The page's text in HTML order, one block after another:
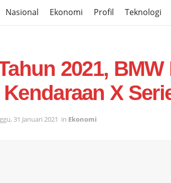
Nasional Ekonomi Profil Teknologi
2021,
X
31 Januari 2021 in Ekonomi